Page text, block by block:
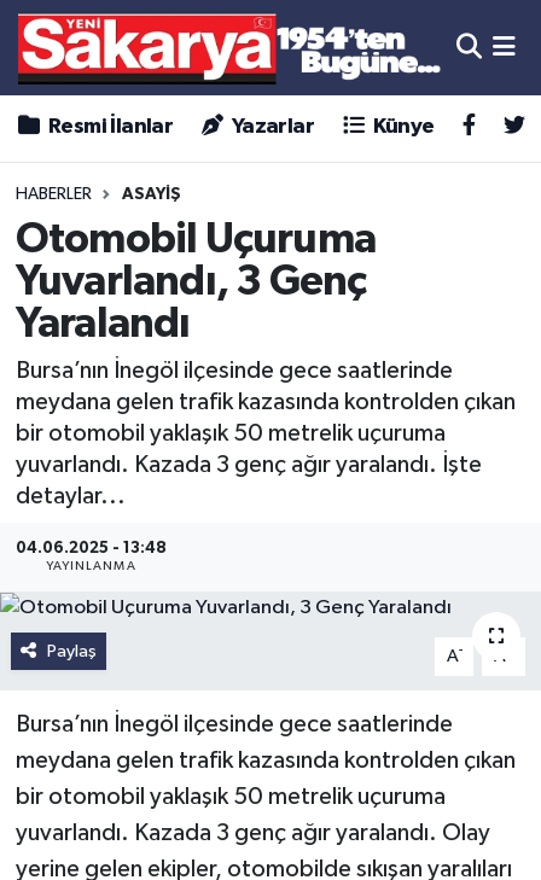
Resmi İlanlar Yazarlar Künye
HABERLER ASAYİŞ
Otomobil Uçuruma
Yuvarlandı, 3 Genç
Yaralandı
Bursa’nın İnegöl ilçesinde gece saatlerinde
meydana gelen trafik kazasında kontrolden çıkan
bir otomobil yaklaşık 50 metrelik uçuruma
yuvarlandı. Kazada 3 genç ağır yaralandı. İşte
detaylar...
04.06.2025 - 13:48
YAYINLANMA
Paylaş A- A
Bursa’nın İnegöl ilçesinde gece saatlerinde
meydana gelen trafik kazasında kontrolden çıkan
bir otomobil yaklaşık 50 metrelik uçuruma
yuvarlandı. Kazada 3 genç ağır yaralandı. Olay
yerine gelen ekipler, otomobilde sıkışan yaralıları